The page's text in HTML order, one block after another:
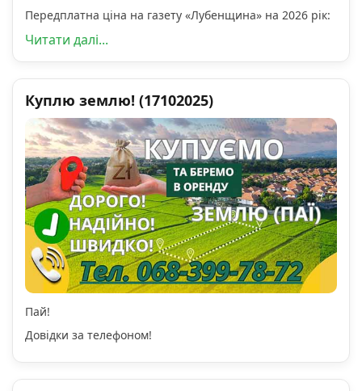
Передплатна ціна на газету «Лубенщина» на 2026 рік:
Читати далі...
Куплю землю! (17102025)
Пай!
Довідки за телефоном!